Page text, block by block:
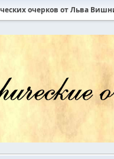
очерков от Льва